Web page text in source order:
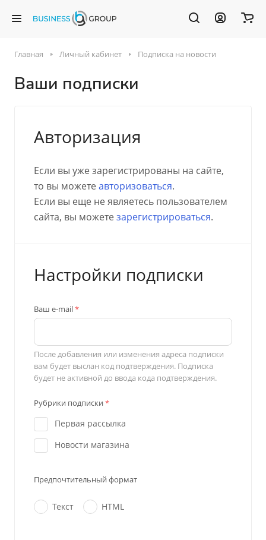
Главная Личный кабинет Подписка на новости
Ваши подписки
Авторизация
Если вы уже зарегистрированы на сайте,
то вы можетеавторизоваться.
Если вы еще не являетесь пользователем
сайта, вы можетезарегистрироваться.
Настройки подписки
Ваш e-mail*
После добавления или изменения адреса подписки
вам будет выслан код подтверждения. Подписка
будет не активной до ввода кода подтверждения.
Рубрики подписки *
Первая рассылка
Новости магазина
Предпочтительный формат
Текст HTML